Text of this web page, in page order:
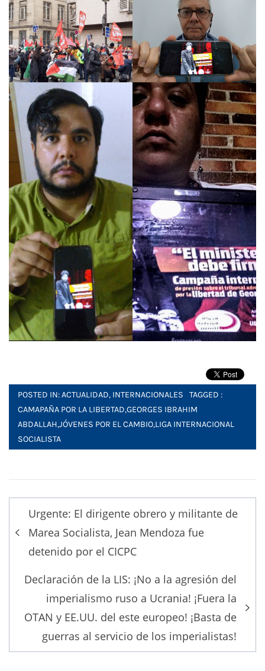
POSTED IN:ACTUALIDAD, INTERNACIONALES
TAGGED :
CAMAPAÑA POR LA LIBERTAD,GEORGES IBRAHIM
ABDALLAH,JÓVENES POR EL CAMBIO,LIGA INTERNACIONAL
SOCIALISTA
Post
navigation
Urgente: El dirigente obrero y militante de
Marea Socialista, Jean Mendoza fue
detenido por el CICPC
Declaración de la LIS: ¡No a la agresión del
imperialismo ruso a Ucrania! ¡Fuera la
OTAN y EE.UU. del este europeo! ¡Basta de
guerras al servicio de los imperialistas!